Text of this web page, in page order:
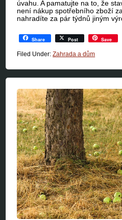
úvahu. A pamatujte na to, že
není nákup spotřebního zboží
nahradíte za pár týdnů jiným
Share Post Save
Filed Under:Zahrada a dům